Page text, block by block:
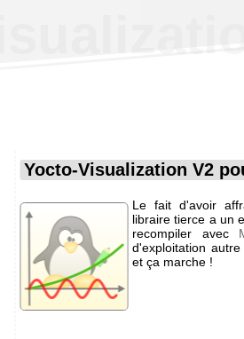
Yocto-Visualization V2
Le fait d'avoir
libraire tierce a un
recompiler avec
d'exploitation
et ça marche !